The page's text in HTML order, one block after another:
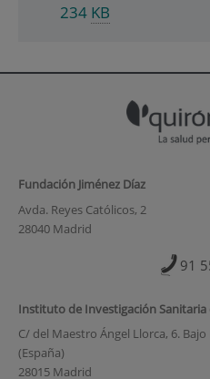
234 KB
Fundación Jiménez Díaz
Avda. Reyes Católicos, 2
28040 Madrid
91
Instituto de Investigación Sanitaria
C/ del Maestro Ángel Llorca, 6.
(España)
28015 Madrid